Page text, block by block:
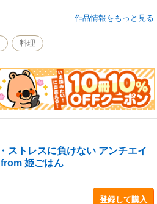
少しの工夫でいつもの料理が「より、
」「そばかす」「くすみ」「ゴワつき」
ぜーんぶ気になる！という方にうれしい
せません。
ボン……など「姫」らしさ全開・アイデ
ひお楽しみください。
。北海道文教大学短期大学部で栄養学に
。しかし栄養士の仕事に魅力を感じずエ
ィックサロン エルセーヌに就職。その
局、自分に何ができるかを考えたところ
ごはん」をFacebook、ブログなどで公
作品情報をもっと見る
料理
ストレスに負けない アンチエイ
姫ごはん
登録して購入